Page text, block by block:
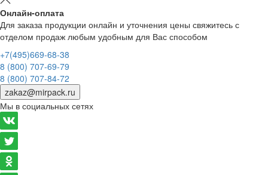
Онлайн-оплата
Для заказа продукции онлайн и уточнения цены свяжитесь с
отделом продаж любым удобным для Вас способом
+7(495)669-68-38
8 (800) 707-69-79
8 (800) 707-84-72
zakaz@mirpack.ru
Мы в социальных сетях